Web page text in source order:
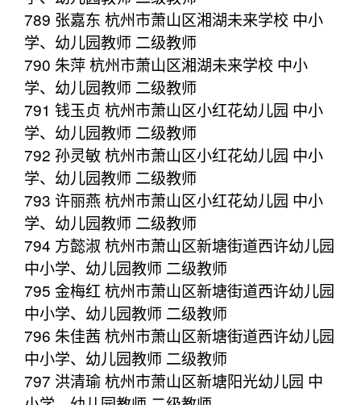
789 张嘉东 杭州市萧山区湘湖未来学校 中小
学、幼儿园教师 二级教师
790 朱萍 杭州市萧山区湘湖未来学校 中小
学、幼儿园教师 二级教师
791 钱玉贞 杭州市萧山区小红花幼儿园 中小
学、幼儿园教师 二级教师
792 孙灵敏 杭州市萧山区小红花幼儿园 中小
学、幼儿园教师 二级教师
793 许丽燕 杭州市萧山区小红花幼儿园 中小
学、幼儿园教师 二级教师
794 方懿淑 杭州市萧山区新塘街道西许幼儿园
中小学、幼儿园教师 二级教师
795 金梅红 杭州市萧山区新塘街道西许幼儿园
中小学、幼儿园教师 二级教师
796 朱佳茜 杭州市萧山区新塘街道西许幼儿园
中小学、幼儿园教师 二级教师
797 洪清瑜 杭州市萧山区新塘阳光幼儿园 中